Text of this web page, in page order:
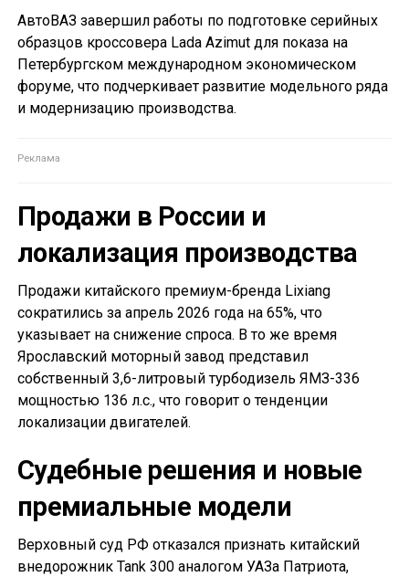
АвтоВАЗ завершил работы по подготовке серийных
образцов кроссовера Lada Azimut для показа на
Петербургском международном экономическом
форуме, что подчеркивает развитие модельного ряда
и модернизацию производства.
Продажи в России и
локализация производства
Продажи китайского премиум-бренда Lixiang
сократились за апрель 2026 года на 65%, что
указывает на снижение спроса. В то же время
Ярославский моторный завод представил
собственный 3,6-литровый турбодизель ЯМЗ-336
мощностью 136 л.с., что говорит о тенденции
локализации двигателей.
Судебные решения и новые
премиальные модели
Верховный суд РФ отказался признать китайский
внедорожник Tank 300 аналогом УАЗа Патриота,